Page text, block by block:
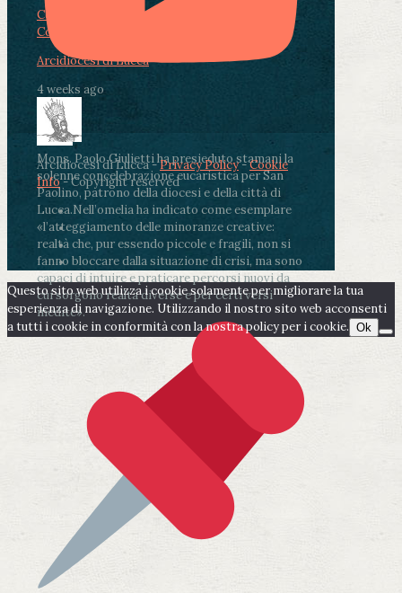
Condividi su Facebook
Condividi su LinkedIn
Arcidiocesi di Lucca
4 weeks ago
Mons. Paolo Giulietti ha presieduto stamani la
solenne concelebrazione eucaristica per San
Paolino, patrono della diocesi e della città di
Lucca.Nell’omelia ha indicato come esemplare
«l’atteggiamento delle minoranze creative:
realtà che, pur essendo piccole e fragili, non si
fanno bloccare dalla situazione di crisi, ma sono
capaci di intuire e praticare percorsi nuovi da
cui sorgono realtà diverse e per certi versi
inedite».
Arcidiocesi di Lucca -Privacy Policy-Cookie
Info- Copyright reserved
Questo sito web utilizza i cookie solamente per migliorare la tua
esperienza di navigazione. Utilizzando il nostro sito web acconsenti
a tutti i cookie in conformità con la nostra policy per i cookie. Ok